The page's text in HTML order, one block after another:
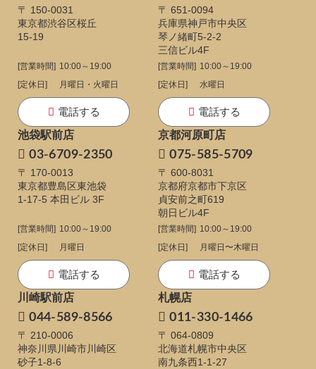
〒 150-0031
東京都渋谷区桜丘
15-19
[営業時間] 10:00～19:00
[定休日]
月曜日・火曜日
電話する
〒 651-0094
兵庫県神戸市中央区
琴ノ緒町5-2-2
三信ビル4F
[営業時間] 10:00～19:00
[定休日]
水曜日
電話する
池袋駅前店
03-6709-2350
〒 170-0013
東京都豊島区東池袋
1-17-5 本田ビル 3F
[営業時間] 10:00～19:00
[定休日]
月曜日
電話する
京都河原町店
075-585-5709
〒 600-8031
京都府京都市下京区
貞安前之町619
朝日ビル4F
[営業時間] 10:00～19:00
[定休日]
月曜日〜木曜日
電話する
川崎駅前店
044-589-8566
〒 210-0006
神奈川県川崎市川崎区
砂子1-8-6
札幌店
011-330-1466
〒 064-0809
北海道札幌市中央区
南九条西1-1-27